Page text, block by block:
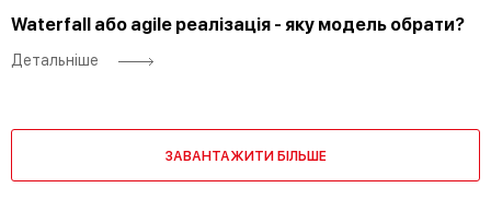
Waterfall або agile реалізація - яку модель обрати?
Детальніше
ЗАВАНТАЖИТИ БІЛЬШЕ